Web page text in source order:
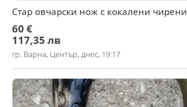
Стар овчарски нож с кокалени чирени
60 €
117,35 лв
гр. Варна, Център, днес, 19:17